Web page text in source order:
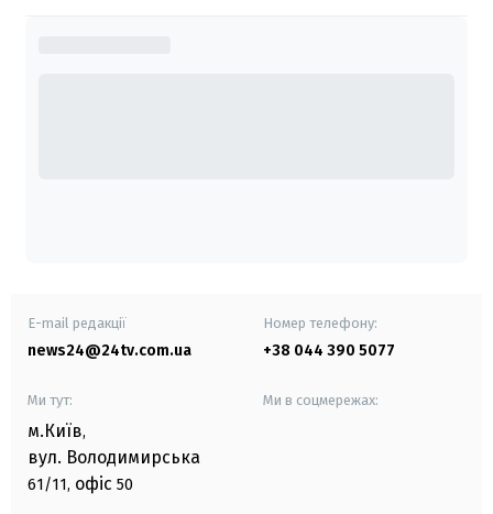
E-mail редакції
news24@24tv.com.ua
Номер телефону:
+38 044 390 5077
Ми тут:
м.Київ,
вул. Володимирська
61/11, офіс 50
Ми в соцмережах: